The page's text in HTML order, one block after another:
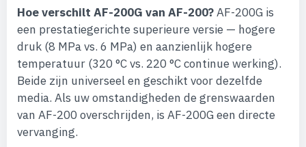
Hoe verschilt AF-200G van AF-200?AF-200G is
een prestatiegerichte superieure versie — hogere
druk (8 MPa vs. 6 MPa) en aanzienlijk hogere
temperatuur (320 °C vs. 220 °C continue werking).
Beide zijn universeel en geschikt voor dezelfde
media. Als uw omstandigheden de grenswaarden
van AF-200 overschrijden, is AF-200G een directe
vervanging.